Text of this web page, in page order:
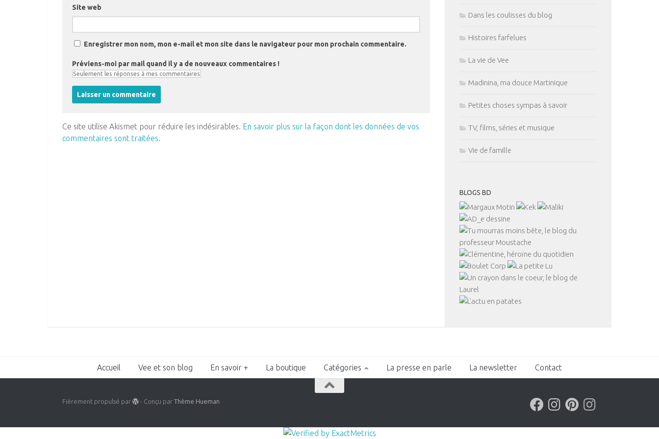
Site web
Enregistrer mon nom, mon e-mail et mon site dans le navigateur pour mon prochain commentaire.
Préviens-moi par mail quand il y a de nouveaux commentaires !
Ce site utilise Akismet pour réduire les indésirables. En savoir plus sur la façon dont les données de vos
commentaires sont traitées.
Dans les coulisses du blog
Histoires farfelues
La vie de Vee
Madinina, ma douce Martinique
Petites choses sympas à savoir
TV, films, séries et musique
Vie de famille
BLOGS BD
Accueil Vee et son blog En savoir + La boutique Catégories La presse en parle La newsletter Contact
Fièrement propulsé par - Conçu parThème Hueman